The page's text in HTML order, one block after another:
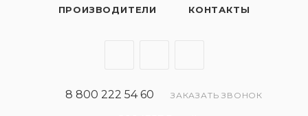
ПРОИЗВОДИТЕЛИ КОНТАКТЫ
8 800 222 54 60 ЗАКАЗАТЬ ЗВОНОК